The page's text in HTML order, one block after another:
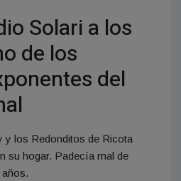
Solari a los
de los
del
y los Redonditos de Ricota
su hogar. Padecía mal de